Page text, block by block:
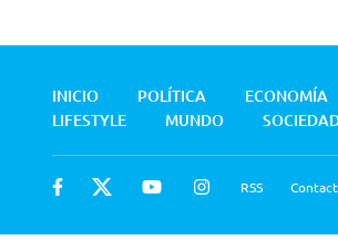
INICIO POLÍTICA ECONOMÍA
LIFESTYLE
MUNDO
RSS